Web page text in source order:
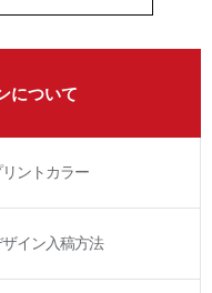
について
リントカラー
イン入稿方法